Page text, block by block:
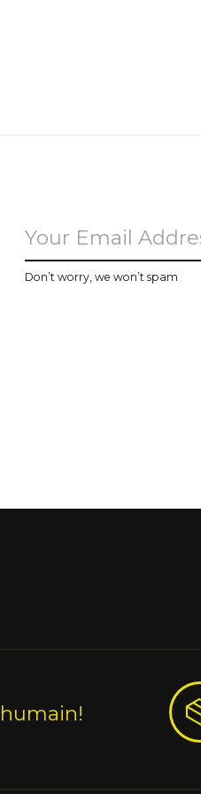
Don’t worry, we won’t spam